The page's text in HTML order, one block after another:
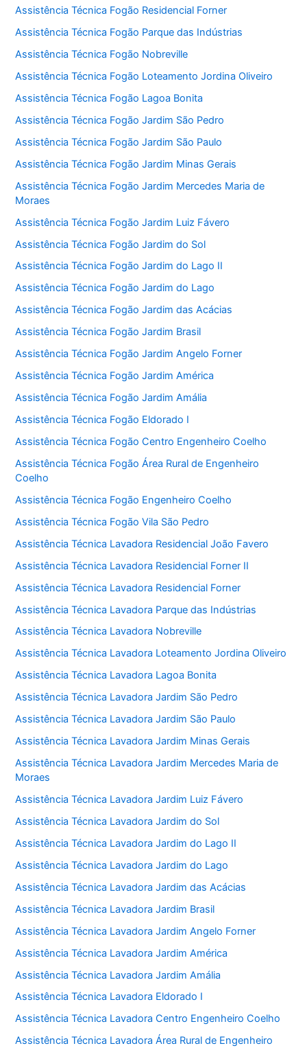
Assistência Técnica Fogão Residencial Forner
Assistência Técnica Fogão Parque das Indústrias
Assistência Técnica Fogão Nobreville
Assistência Técnica Fogão Loteamento Jordina Oliveiro
Assistência Técnica Fogão Lagoa Bonita
Assistência Técnica Fogão Jardim São Pedro
Assistência Técnica Fogão Jardim São Paulo
Assistência Técnica Fogão Jardim Minas Gerais
Assistência Técnica Fogão Jardim Mercedes Maria de
Moraes
Assistência Técnica Fogão Jardim Luiz Fávero
Assistência Técnica Fogão Jardim do Sol
Assistência Técnica Fogão Jardim do Lago II
Assistência Técnica Fogão Jardim do Lago
Assistência Técnica Fogão Jardim das Acácias
Assistência Técnica Fogão Jardim Brasil
Assistência Técnica Fogão Jardim Angelo Forner
Assistência Técnica Fogão Jardim América
Assistência Técnica Fogão Jardim Amália
Assistência Técnica Fogão Eldorado I
Assistência Técnica Fogão Centro Engenheiro Coelho
Assistência Técnica Fogão Área Rural de Engenheiro
Coelho
Assistência Técnica Fogão Engenheiro Coelho
Assistência Técnica Fogão Vila São Pedro
Assistência Técnica Lavadora Residencial João Favero
Assistência Técnica Lavadora Residencial Forner II
Assistência Técnica Lavadora Residencial Forner
Assistência Técnica Lavadora Parque das Indústrias
Assistência Técnica Lavadora Nobreville
Assistência Técnica Lavadora Loteamento Jordina Oliveiro
Assistência Técnica Lavadora Lagoa Bonita
Assistência Técnica Lavadora Jardim São Pedro
Assistência Técnica Lavadora Jardim São Paulo
Assistência Técnica Lavadora Jardim Minas Gerais
Assistência Técnica Lavadora Jardim Mercedes Maria de
Moraes
Assistência Técnica Lavadora Jardim Luiz Fávero
Assistência Técnica Lavadora Jardim do Sol
Assistência Técnica Lavadora Jardim do Lago II
Assistência Técnica Lavadora Jardim do Lago
Assistência Técnica Lavadora Jardim das Acácias
Assistência Técnica Lavadora Jardim Brasil
Assistência Técnica Lavadora Jardim Angelo Forner
Assistência Técnica Lavadora Jardim América
Assistência Técnica Lavadora Jardim Amália
Assistência Técnica Lavadora Eldorado I
Assistência Técnica Lavadora Centro Engenheiro Coelho
Assistência Técnica Lavadora Área Rural de Engenheiro